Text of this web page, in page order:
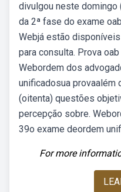
divulgou neste
da 2ª fase do exame
Webjá estão
para consulta. Prova
Webordem dos
unificadosua provaalém
(oitenta) questões
percepção sobre.
39o exame deordem
For more